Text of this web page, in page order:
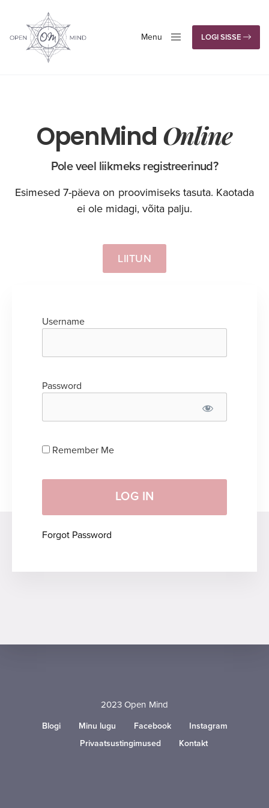
Menu
LOGI SISSE
OpenMind Online
Pole veel liikmeks registreerinud?
Esimesed 7-päeva on proovimiseks tasuta. Kaotada
ei ole midagi, võita palju.
LIITUN
Username
Password
Remember Me
Forgot Password
2023 Open Mind
Blogi Minu lugu Facebook
Instagram
Privaatsustingimused
Kontakt